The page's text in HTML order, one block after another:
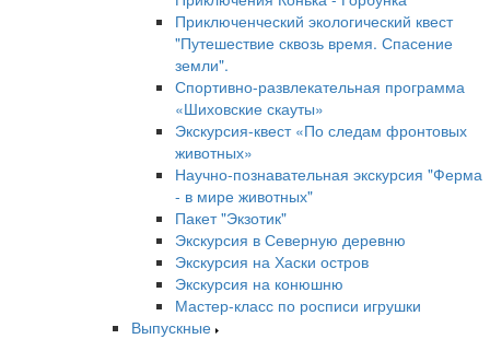
Приключенческий экологический квест
"Путешествие сквозь время. Спасение
земли".
Спортивно-развлекательная программа
«Шиховские скауты»
Экскурсия-квест «По следам фронтовых
животных»
Научно-познавательная экскурсия "Ферма
- в мире животных"
Пакет "Экзотик"
Экскурсия в Северную деревню
Экскурсия на Хаски остров
Экскурсия на конюшню
Мастер-класс по росписи игрушки
Выпускные